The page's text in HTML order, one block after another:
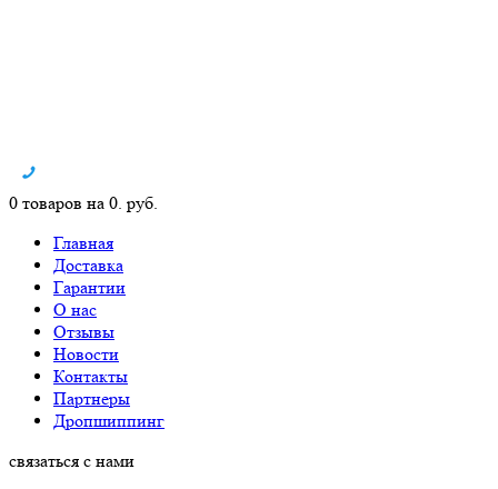
0 товаров на 0. руб.
Главная
Доставка
Гарантии
О нас
Отзывы
Новости
Контакты
Партнеры
Дропшиппинг
связаться с нами